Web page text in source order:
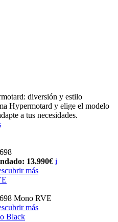
diversión y estilo
Hypermotard y elige el modelo
a tus necesidades.
13.990€ i
más
Mono RVE
más
Black